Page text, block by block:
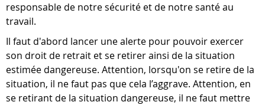
responsable de notre sécurité et de notre santé au
travail.
Il faut d'abord lancer une alerte pour pouvoir exercer
son droit de retrait et se retirer ainsi de la situation
estimée dangereuse. Attention, lorsqu'on se retire de la
situation, il ne faut pas que cela l’aggrave. Attention, en
se retirant de la situation dangereuse, il ne faut mettre